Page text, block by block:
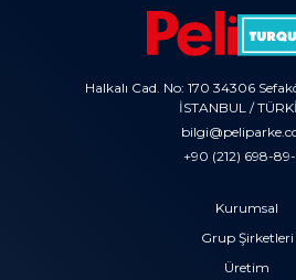
Halkalı Cad. No: 170 34306
İSTANBUL /
+90 (212) 698-
Kurumsal
Grup Şirketleri
Üretim